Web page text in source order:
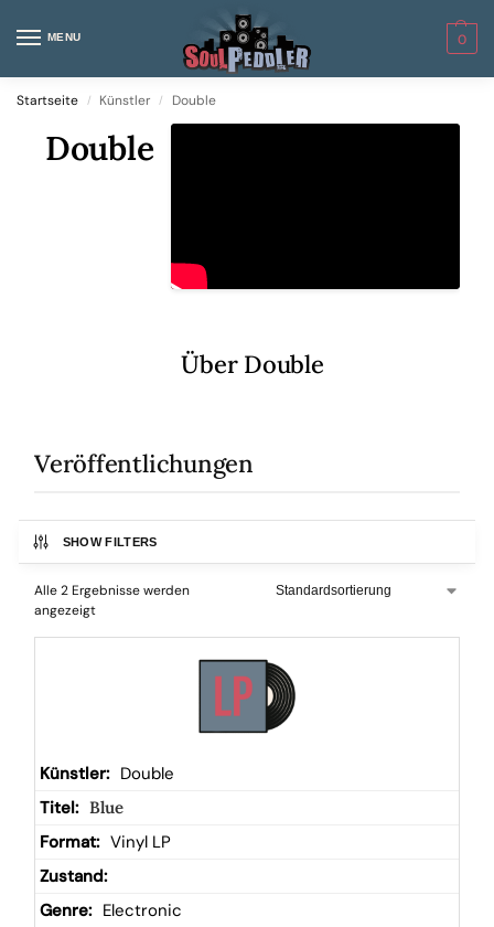
MENU 0
Startseite / Künstler / Double
Double
Über Double
Veröffentlichungen
SHOW FILTERS
Alle 2 Ergebnisse werden
angezeigt
Double
Blue
Vinyl LP
Electronic